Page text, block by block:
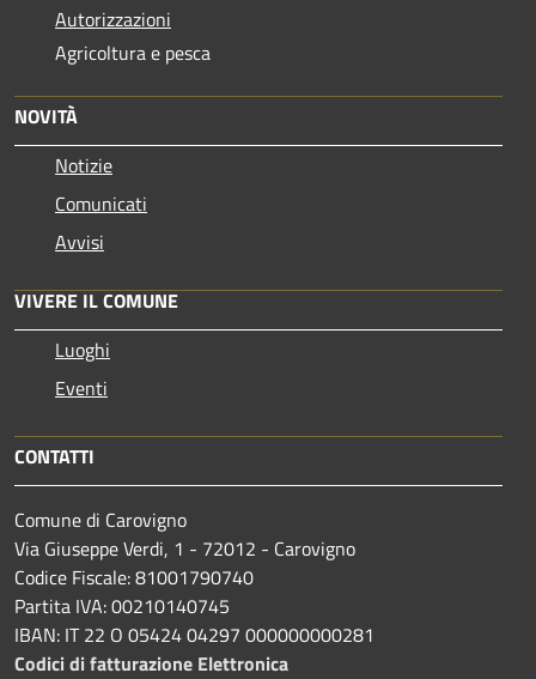
Autorizzazioni
Agricoltura e pesca
NOVITÀ
Notizie
Comunicati
Avvisi
VIVERE IL COMUNE
Luoghi
Eventi
CONTATTI
Comune di Carovigno
Via Giuseppe Verdi, 1 - 72012 - Carovigno
Codice Fiscale: 81001790740
Partita IVA: 00210140745
IBAN: IT 22 O 05424 04297 000000000281
Codici di fatturazione Elettronica